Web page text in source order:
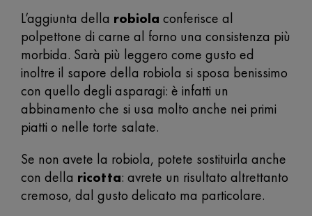
L’aggiunta della robiola conferisce al
polpettone di carne al forno una consistenza più
morbida. Sarà più leggero come gusto ed
inoltre il sapore della robiola si sposa benissimo
con quello degli asparagi: è infatti un
abbinamento che si usa molto anche nei primi
piatti o nelle torte salate.
Se non avete la robiola, potete sostituirla anche
con della ricotta: avrete un risultato altrettanto
cremoso, dal gusto delicato ma particolare.